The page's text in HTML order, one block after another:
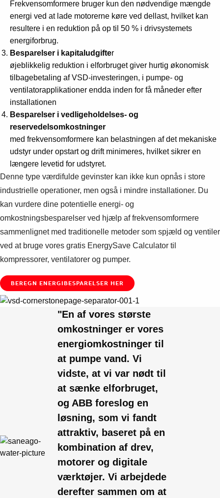
Frekvensomformere bruger kun den nødvendige mængde
energi ved at lade motorerne køre ved dellast, hvilket kan
resultere i en reduktion på op til 50 % i drivsystemets
energiforbrug.
Besparelser i kapitaludgifter
øjeblikkelig reduktion i elforbruget giver hurtig økonomisk
tilbagebetaling af VSD-investeringen, i pumpe- og
ventilatorapplikationer endda inden for få måneder efter
installationen
Besparelser i vedligeholdelses- og
reservedelsomkostninger
med frekvensomformere kan belastningen af det mekaniske
udstyr under opstart og drift minimeres, hvilket sikrer en
længere levetid for udstyret.
Denne type værdifulde gevinster kan ikke kun opnås i store
industrielle operationer, men også i mindre installationer. Du
kan vurdere dine potentielle energi- og
omkostningsbesparelser ved hjælp af frekvensomformere
sammenlignet med traditionelle metoder som spjæld og ventiler
ved at bruge vores gratis EnergySave Calculator til
kompressorer, ventilatorer og pumper.
BEREGN ENERGIBESPARELSER HER
"En af vores største
omkostninger er vores
energiomkostninger til
at pumpe vand. Vi
vidste, at vi var nødt til
at sænke elforbruget,
og ABB foreslog en
løsning, som vi fandt
attraktiv, baseret på en
kombination af drev,
motorer og digitale
værktøjer. Vi arbejdede
derefter sammen om at